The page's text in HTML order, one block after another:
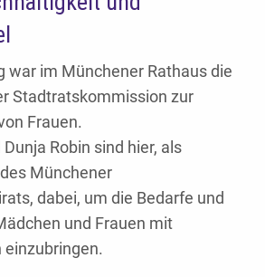
war im Münchener Rathaus die
Stadtratskommission zur
Frauen.
Robin sind hier, als
Münchener
dabei, um die Bedarfe und
und Frauen mit
einzubringen.